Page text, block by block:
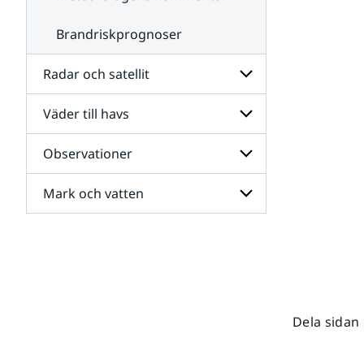
Brandriskprognoser
Radar och satellit
Undersidor
för
Radar
och
satellit
Väder till havs
Undersidor
för
Väder
till
havs
Observationer
Undersidor
för
Mark och vatten
Dela sidan